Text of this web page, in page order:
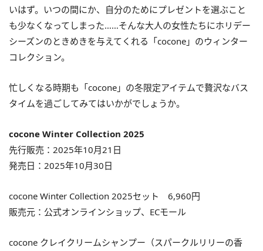
いはず。いつの間にか、自分のためにプレゼントを選ぶこと
も少なくなってしまった……そんな大人の女性たちにホリデー
シーズンのときめきを与えてくれる「cocone」のウィンター
コレクション。
忙しくなる時期も「cocone」の冬限定アイテムで贅沢なバス
タイムを過ごしてみてはいかがでしょうか。
cocone Winter Collection 2025
先行販売：2025年10月21日
発売日：2025年10月30日
cocone Winter Collection 2025セット 6,960円
販売元：公式オンラインショップ、ECモール
cocone クレイクリームシャンプー（スパークルリリーの香